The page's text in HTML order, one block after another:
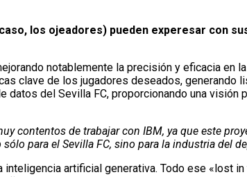
los ojeadores) pueden experesar con
notablemente la precisión y eficacia en
clave de los jugadores deseados, generando
datos del Sevilla FC, proporcionando una visión
contentos de trabajar con IBM, ya que este
para el Sevilla FC, sino para la industria del
artificial generativa. Todo ese «lost